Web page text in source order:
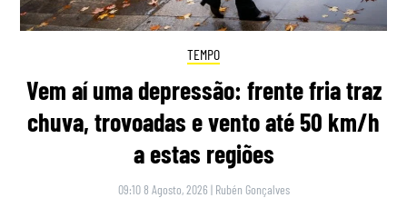
TEMPO
Vem aí uma depressão: frente fria traz
chuva, trovoadas e vento até 50 km/h
a estas regiões
09:10 8 Agosto, 2026 | Rubén Gonçalves